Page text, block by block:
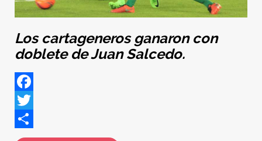
Los cartageneros ganaron con
doblete de Juan Salcedo.
Facebook
Twitter
Share